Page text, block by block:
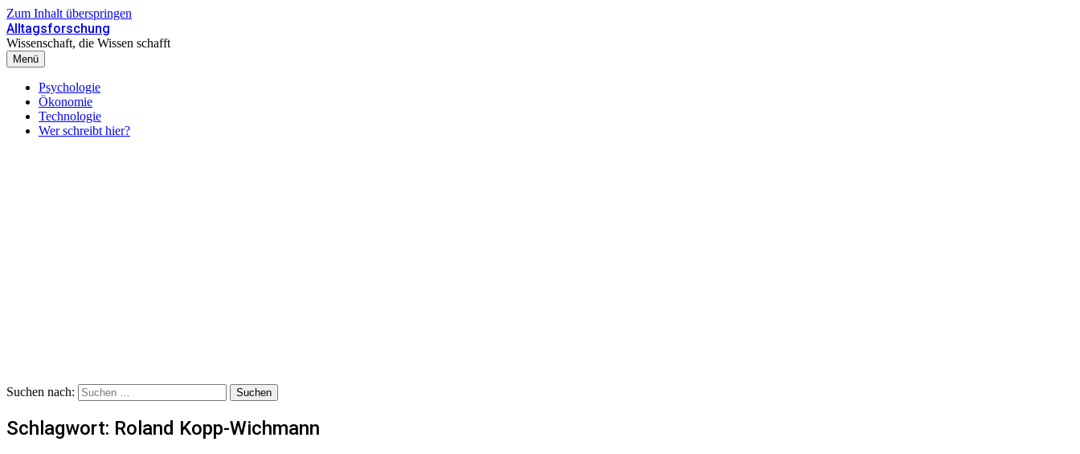
Zum Inhalt überspringen
Alltagsforschung
Wissenschaft, die Wissen schafft
Menü
Psychologie
Ökonomie
Technologie
Wer schreibt hier?
Suchen nach:
Schlagwort: Roland Kopp-Wichmann